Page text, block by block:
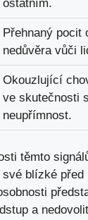
ostatním.
Přehnaný pocit
nedůvěra vůči
Okouzlující
ve skutečnosti
neupřímnost.
těmto
své blízké před
a